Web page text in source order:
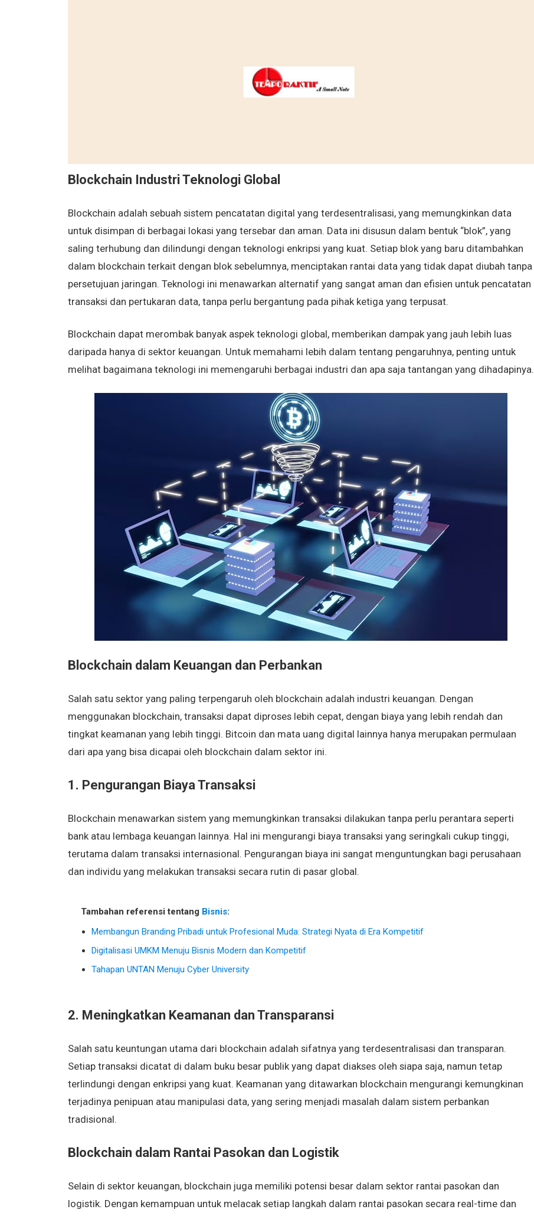
Blockchain Industri Teknologi Global
Blockchain adalah sebuah sistem pencatatan digital yang terdesentralisasi, yang memungkinkan data
untuk disimpan di berbagai lokasi yang tersebar dan aman. Data ini disusun dalam bentuk “blok”, yang
saling terhubung dan dilindungi dengan teknologi enkripsi yang kuat. Setiap blok yang baru ditambahkan
dalam blockchain terkait dengan blok sebelumnya, menciptakan rantai data yang tidak dapat diubah tanpa
persetujuan jaringan. Teknologi ini menawarkan alternatif yang sangat aman dan efisien untuk pencatatan
transaksi dan pertukaran data, tanpa perlu bergantung pada pihak ketiga yang terpusat.
Blockchain dapat merombak banyak aspek teknologi global, memberikan dampak yang jauh lebih luas
daripada hanya di sektor keuangan. Untuk memahami lebih dalam tentang pengaruhnya, penting untuk
melihat bagaimana teknologi ini memengaruhi berbagai industri dan apa saja tantangan yang dihadapinya.
Blockchain dalam Keuangan dan Perbankan
Salah satu sektor yang paling terpengaruh oleh blockchain adalah industri keuangan. Dengan
menggunakan blockchain, transaksi dapat diproses lebih cepat, dengan biaya yang lebih rendah dan
tingkat keamanan yang lebih tinggi. Bitcoin dan mata uang digital lainnya hanya merupakan permulaan
dari apa yang bisa dicapai oleh blockchain dalam sektor ini.
1. Pengurangan Biaya Transaksi
Blockchain menawarkan sistem yang memungkinkan transaksi dilakukan tanpa perlu perantara seperti
bank atau lembaga keuangan lainnya. Hal ini mengurangi biaya transaksi yang seringkali cukup tinggi,
terutama dalam transaksi internasional. Pengurangan biaya ini sangat menguntungkan bagi perusahaan
dan individu yang melakukan transaksi secara rutin di pasar global.
Tambahan referensi tentang Bisnis:
Membangun Branding Pribadi untuk Profesional Muda: Strategi Nyata di Era Kompetitif
Digitalisasi UMKM Menuju Bisnis Modern dan Kompetitif
Tahapan UNTAN Menuju Cyber University
2. Meningkatkan Keamanan dan Transparansi
Salah satu keuntungan utama dari blockchain adalah sifatnya yang terdesentralisasi dan transparan.
Setiap transaksi dicatat di dalam buku besar publik yang dapat diakses oleh siapa saja, namun tetap
terlindungi dengan enkripsi yang kuat. Keamanan yang ditawarkan blockchain mengurangi kemungkinan
terjadinya penipuan atau manipulasi data, yang sering menjadi masalah dalam sistem perbankan
tradisional.
Blockchain dalam Rantai Pasokan dan Logistik
Selain di sektor keuangan, blockchain juga memiliki potensi besar dalam sektor rantai pasokan dan
logistik. Dengan kemampuan untuk melacak setiap langkah dalam rantai pasokan secara real-time dan